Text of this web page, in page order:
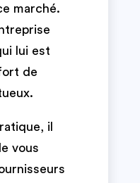
marché.
lui est
de
il
vous